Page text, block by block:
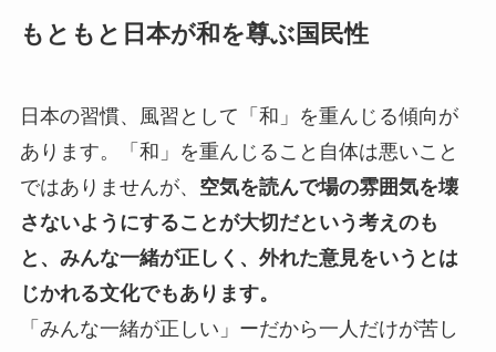
もともと日本が和を尊ぶ国民性
日本の習慣、風習として「和」を重んじる傾向が
あります。「和」を重んじること自体は悪いこと
ではありませんが、 空気を読んで場の雰囲気を壊
さないようにすることが大切だという考えのも
と、みんな一緒が正しく、外れた意見をいうとは
じかれる文化でもあります。
「みんな一緒が正しい」ーだから一人だけが苦し